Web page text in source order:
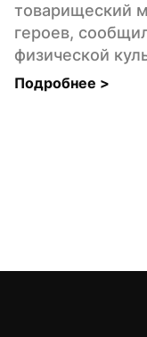
товарищеский
героев,
физической
Подробнее >